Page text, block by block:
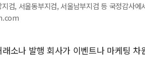
검, 서울동부지검, 서울남부지검 등 국정감사
소나 발행 회사가 이벤트나 마케팅